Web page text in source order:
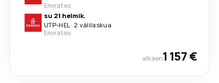
Emirates
su 21 helmik.
UTP-HEL· 2 välilaskua
Emirates
alkaen1 157 €